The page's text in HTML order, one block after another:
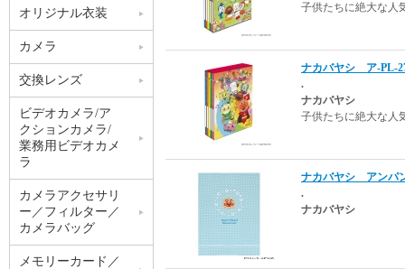
子供たちに絶大な人
ナカバヤシ ア-PL-
.
ナカバヤシ
子供たちに絶大な人
ナカバヤシ アンパ
.
ナカバヤシ
オリジナル衣装
カメラ
交換レンズ
ビデオカメラ/ア
クションカメラ/
業務用ビデオカメ
ラ
カメラアクセサリ
ー／フィルター／
カメラバッグ
メモリーカード／